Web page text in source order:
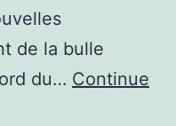
de la bulle
du… Continue